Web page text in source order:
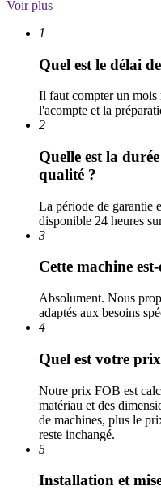
Voir plus
1
Quel est le délai
Il faut compter un mois
l'acompte et la
2
Quelle est la
qualité ?
La période de garantie
disponible 24 heures
3
Cette machine
Absolument. Nous
adaptés aux besoins
4
Quel est votre
Notre prix FOB est
matériau et des
de machines, plus le
reste inchangé.
5
Installation et